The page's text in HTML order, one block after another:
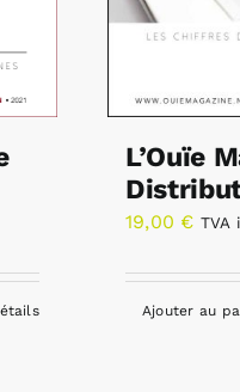
L’Ouïe
19,00 € TVA
Ajouter au